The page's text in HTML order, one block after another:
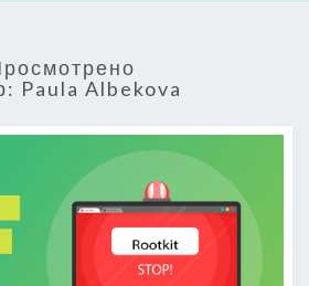
Paula Albekova